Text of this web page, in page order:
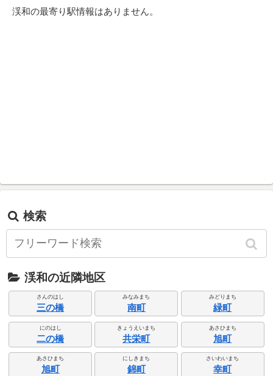
渓和の最寄り駅情報はありません。
検索
渓和の近隣地区
さんのはし
三の橋
みなみまち
南町
みどりまち
緑町
にのはし
二の橋
きょうえいまち
共栄町
あさひまち
旭町
あさひまち
旭町
にしきまち
錦町
さいわいまち
幸町